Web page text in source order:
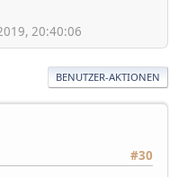
20:40:06
BENUTZER-AKTIONEN
#30